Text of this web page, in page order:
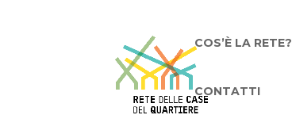
COS’È LA RETE?
CONTATTI